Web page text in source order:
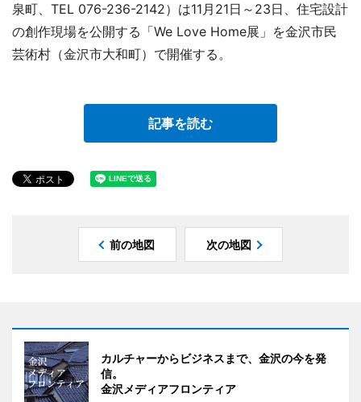
泉町、TEL 076-236-2142）は11月21日～23日、住宅設計
の創作現場を公開する「We Love Home展」を金沢市民
芸術村（金沢市大和町）で開催する。
記事を読む
前の地図 次の地図
カルチャーからビジネスまで、金沢の今を発
信。
金沢メディアフロンティア